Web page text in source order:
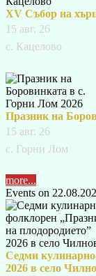
XV Събор на
15 авг. 26
с. Кацелово
Празник на
15 авг. 26
с. Горни Лом
more...
Events on
Седми
2026 в село